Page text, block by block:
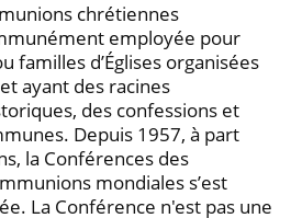
chrétiennes
employée pour
familles d’Églises organisées
ayant des racines
des confessions et
Depuis 1957, à part
la Conférences des
mondiales s’est
La Conférence n'est pas une